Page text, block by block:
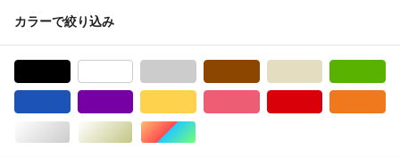
カラーで絞り込み
シルバー/銀色系ゴールド/金色系マルチカラー